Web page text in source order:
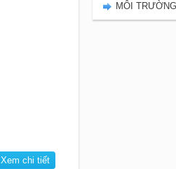
Xem chi tiết